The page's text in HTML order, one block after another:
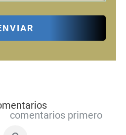
comentarios primero